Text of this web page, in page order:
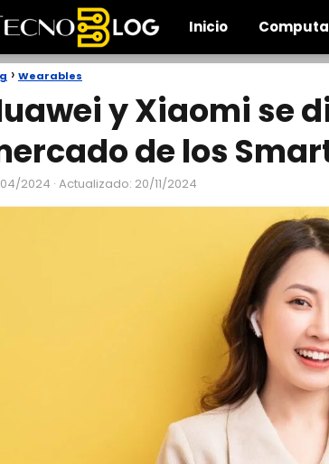
Inicio
Wearables
y Xiaomi se
de los
04/2024 · Actualizado: 20/11/2024